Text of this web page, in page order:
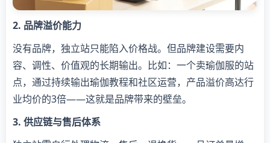
​2. 品牌溢价能力​
没有品牌，独立站只能陷入价格战。但品牌建设需要内
容、调性、价值观的长期输出。比如：一个卖瑜伽服的站
点，通过持续输出瑜伽教程和社区运营，产品溢价高达行
业均价的3倍——这就是品牌带来的壁垒。
​3. 供应链与售后体系​